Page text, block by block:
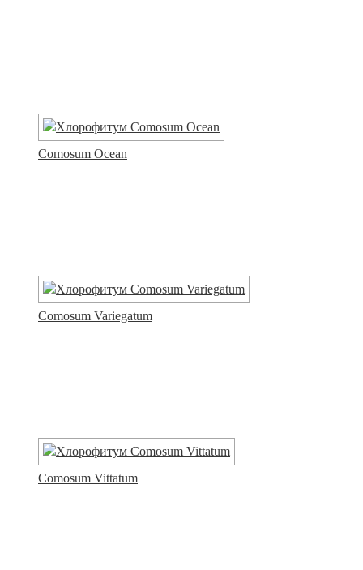
Comosum Ocean
Comosum Variegatum
Comosum Vittatum